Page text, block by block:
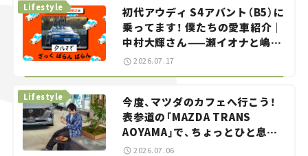
初代アウディ S4アバント（B5）に
乗ってます！ 僕たちの愛車紹介｜
中村大輝さん——瀬イオナと嶋田
智之の「クルマでざっくばらんば
らん！」＃20
Lifestyle
2026.07.17
今度、マツダのカフェへ行こう！
表参道の「MAZDA TRANS
AOYAMA」で、ちょっとひと息。
——連載｜CCGとクルマでどうす
Lifestyle
2026.07.06